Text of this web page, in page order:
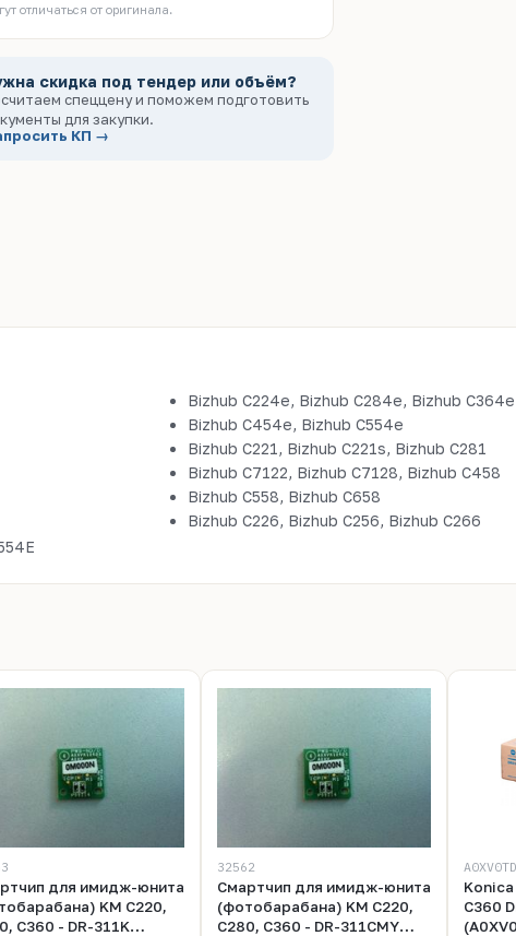
отличаться от оригинала.
скидка под тендер или объём?
спеццену и поможем подготовить
для закупки.
КП →
Bizhub C224e, Bizhub C284e, Bizhub C364e
Bizhub C454e, Bizhub C554e
Bizhub C221, Bizhub C221s, Bizhub C281
Bizhub C7122, Bizhub C7128, Bizhub C458
Bizhub C558, Bizhub C658
Bizhub C226, Bizhub C256, Bizhub C266
для имидж-юнита
KM C220,
C360 - DR-311K
32562
Смартчип для имидж-юнита
(фотобарабана) KM C220,
C280, C360 - DR-311CMY
A0XV0TD
C360